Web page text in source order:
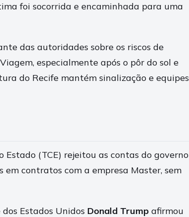
foi socorrida e encaminhada para uma
das autoridades sobre os riscos de
especialmente após o pôr do sol e
do Recife mantém sinalização e equipes
Estado (TCE) rejeitou as contas do governo
em contratos com a empresa Master, sem
Estados Unidos Donald Trump afirmou